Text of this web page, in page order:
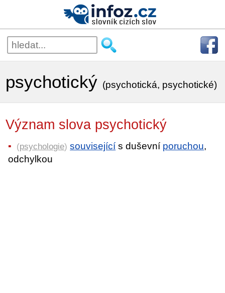
psychotický (psychotická, psychotické)
Význam slova psychotický
(psychologie) související s duševní poruchou,
odchylkou